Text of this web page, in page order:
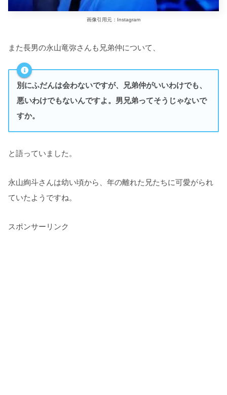
画像引用元：Instagram
また長男の永山竜弥さんも兄弟仲について、
別にふだんは会わないですが、兄弟仲がいいわけでも、
悪いわけでもないんですよ。男兄弟ってそうじゃないで
すか。
と語っていました。
永山絢斗さんは幼い頃から、年の離れた兄たちに可愛がられ
ていたようですね。
スポンサーリンク